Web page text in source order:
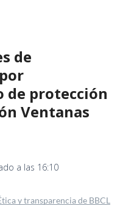
de
de protección
Ventanas
a las 16:10
y transparencia de BBCL